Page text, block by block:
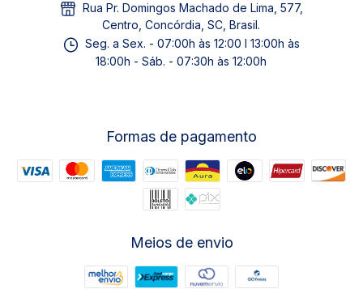
Rua Pr. Domingos Machado de Lima, 577,
Centro, Concórdia, SC, Brasil.
Seg. a Sex. - 07:00h às 12:00 I 13:00h às
18:00h - Sáb. - 07:30h às 12:00h
Formas de pagamento
Meios de envio